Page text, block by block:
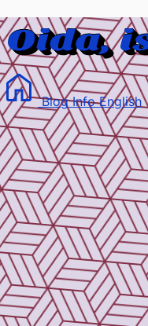
BlogInfoEnglish